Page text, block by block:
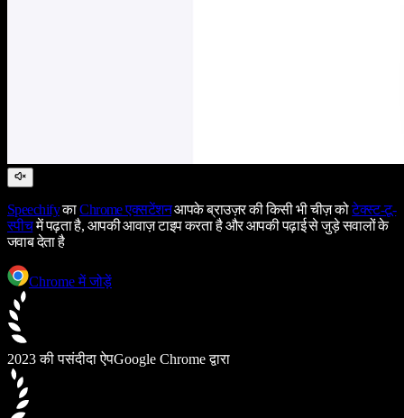
SpeechifyकाChrome एक्सटेंशनआपके ब्राउज़र की किसी भी चीज़ कोटेक्स्ट-टू-
स्पीचमें पढ़ता है, आपकी आवाज़ टाइप करता है और आपकी पढ़ाई से जुड़े सवालों के
जवाब देता है
Chrome में जोड़ें
2023 की पसंदीदा ऐपGoogle Chrome द्वारा